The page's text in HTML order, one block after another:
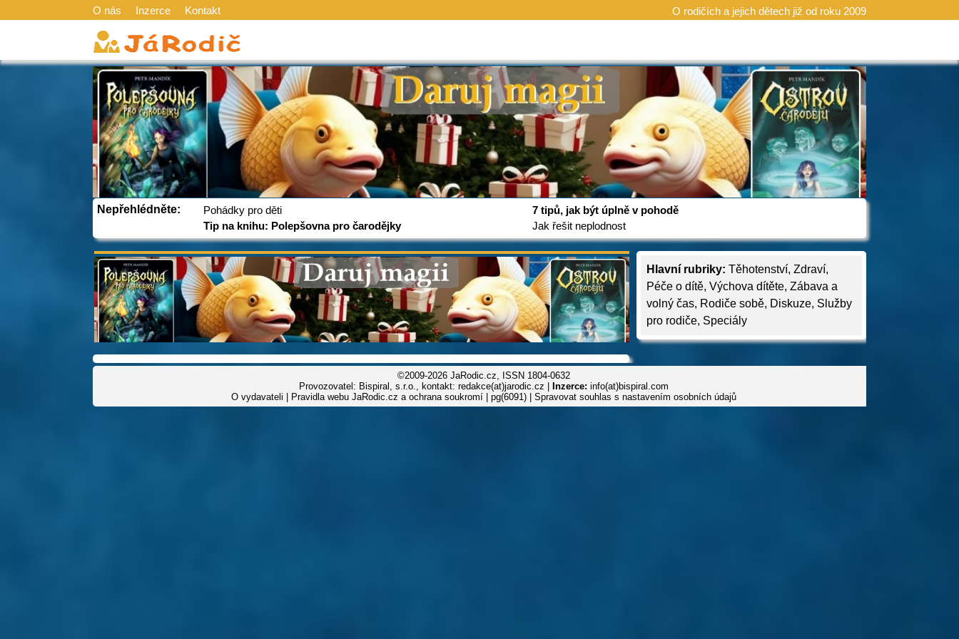
O nás Inzerce Kontakt O rodičích a jejich dětech již od roku 2009
Nepřehlédněte:
Pohádky pro děti
Tip na knihu: Polepšovna pro čarodějky
7 tipů, jak být úplně v pohodě
Jak řešit neplodnost
Hlavní rubriky: Těhotenství, Zdraví,
Péče o dítě, Výchova dítěte, Zábava a
volný čas, Rodiče sobě, Diskuze, Služby
pro rodiče, Speciály
©2009-2026 JaRodic.cz, ISSN 1804-0632
Provozovatel: Bispiral, s.r.o., kontakt: redakce(at)jarodic.cz |
Inzerce: info(at)bispiral.com
O vydavateli
Pravidla webu JaRodic.cz a ochrana soukromí | pg(6091) | Spravovat souhlas s nastavením osobních údajů